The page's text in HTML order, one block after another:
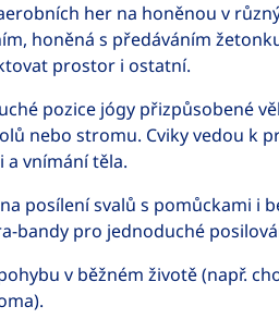
her na honěnou v
honěná s předáváním
prostor i ostatní.
pozice jógy přizpůsobené
nebo stromu. Cviky vedou k
a vnímání těla.
posílení svalů s pomůckami i
bandy pro jednoduché
v běžném životě (např.